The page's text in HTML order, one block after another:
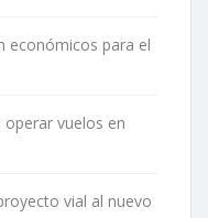
económicos para el
operar vuelos en
vial al nuevo